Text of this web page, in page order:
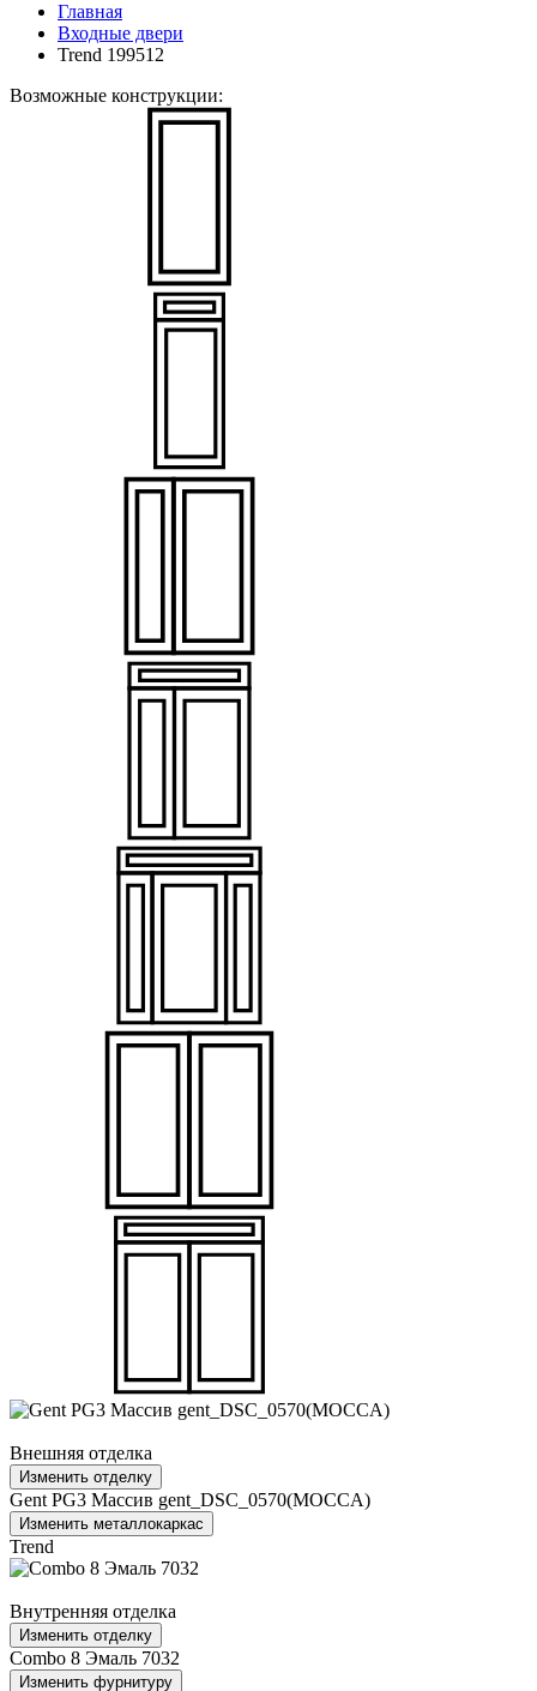
Главная
Входные двери
Trend 199512
Возможные конструкции:
Внешняя отделка
Изменить отделку
Gent PG3 Массив gent_DSC_0570(MOCCA)
Изменить металлокаркас
Trend
Внутренняя отделка
Изменить отделку
Combo 8 Эмаль 7032
Изменить фурнитуру